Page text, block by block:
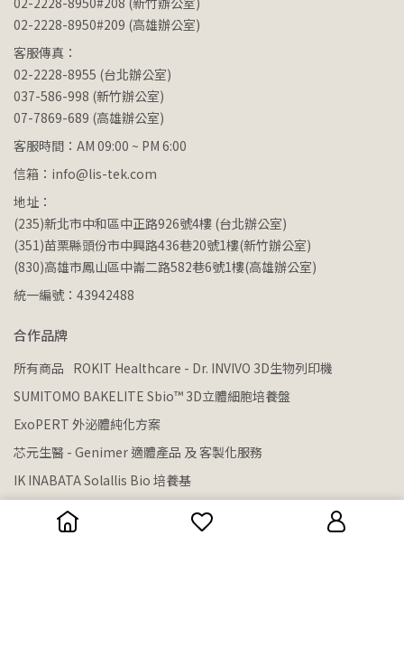
02-2228-8950#209 (高雄辦公室)
客服傳真：
02-2228-8955 (台北辦公室)
037-586-998 (新竹辦公室)
07-7869-689 (高雄辦公室)
客服時間：AM 09:00 ~ PM 6:00
信箱：info@lis-tek.com
地址：
(235)新北市中和區中正路926號4樓 (台北辦公室)
(351)苗栗縣頭份市中興路436巷20號1樓(新竹辦公室)
(830)高雄市鳳山區中崙二路582巷6號1樓(高雄辦公室)
統一編號：43942488
合作品牌
所有商品 ROKIT Healthcare - Dr. INVIVO 3D生物列印機
SUMITOMO BAKELITE Sbio™ 3D立體細胞培養盤
ExoPERT 外泌體純化方案
芯元生醫 - Genimer 適體產品 及 客製化服務
IK INABATA Solallis Bio 培養基
BIO-DOC - 各類分生、蛋白質試劑
Taivital Biopharmaceutical - Tn醣類抗體